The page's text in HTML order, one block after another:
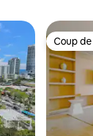
Coup
Coup